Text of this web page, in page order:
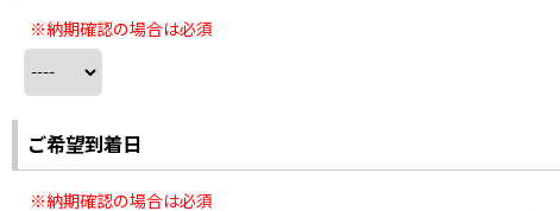
※納期確認の場合は必須
ご希望到着日
※納期確認の場合は必須